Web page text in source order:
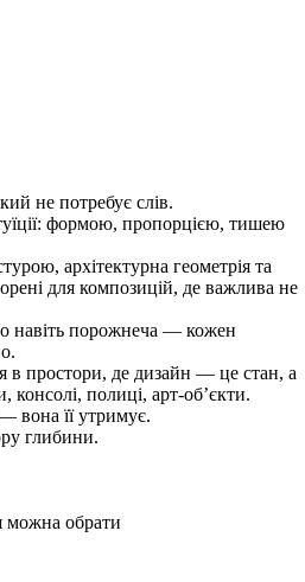
не потребує слів.
формою, пропорцією, тишею
архітектурна геометрія та
для композицій, де важлива не
навіть порожнеча — кожен
в простори, де дизайн — це стан, а
консолі, полиці, арт-об’єкти.
вона її утримує.
глибини.
можна обрати